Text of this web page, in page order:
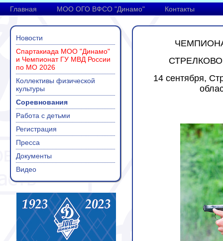
Главная МОО ОГО ВФСО "Динамо" Контакты
Новости
Спартакиада МОО "Динамо"
и Чемпионат ГУ МВД России
по МО 2026
Коллективы физической
культуры
Соревнования
Работа с детьми
Регистрация
Пресса
Документы
Видео
14 сентября,